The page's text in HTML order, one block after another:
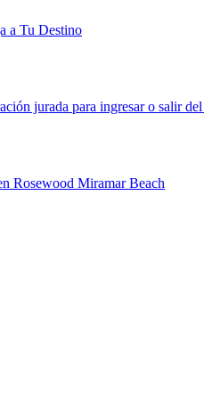
a Tu Destino
jurada para ingresar o salir
Rosewood Miramar Beach